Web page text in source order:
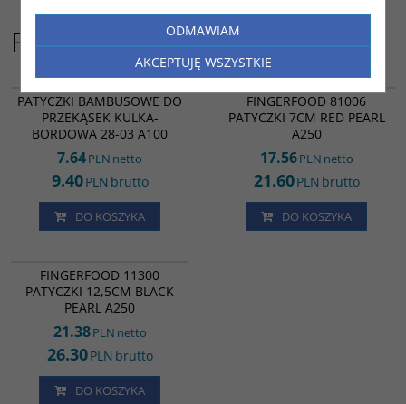
Podobne do
WB35696
PATYCZKI BAMBUSOWE DO
PRZEKĄSEK KULKA-
BORDOWA 28-03 A100
7.64PLN netto
9.40PLN brutto
DO KOSZYKA
1334
FINGERFOOD 81006
PATYCZKI 7CM RED PEARL
A250
17.56PLN netto
21.60PLN brutto
DO KOSZYKA
FINGERFOOD 11300
PATYCZKI 12,5CM BLACK
PEARL A250
21.38PLN netto
26.30PLN brutto
DO KOSZYKA
ODMAWIAM
AKCEPTUJĘ WSZYSTKIE